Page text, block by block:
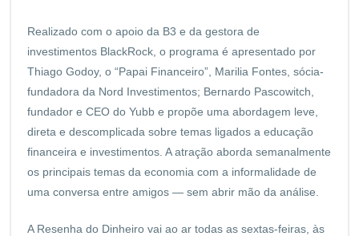
Realizado com o apoio da B3 e da gestora de
investimentos BlackRock, o programa é apresentado por
Thiago Godoy, o “Papai Financeiro”, Marilia Fontes, sócia-
fundadora da Nord Investimentos; Bernardo Pascowitch,
fundador e CEO do Yubb e propõe uma abordagem leve,
direta e descomplicada sobre temas ligados a educação
financeira e investimentos. A atração aborda semanalmente
os principais temas da economia com a informalidade de
uma conversa entre amigos — sem abrir mão da análise.
A Resenha do Dinheiro vai ao ar todas as sextas-feiras, às